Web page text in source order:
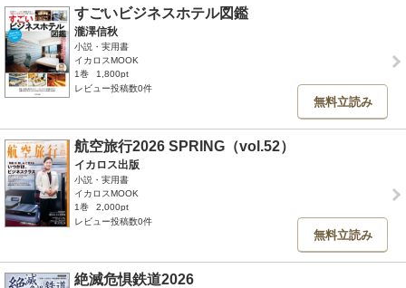
すごいビジネスホテル図鑑
瀧澤信秋
小説・実用書
イカロスMOOK
1巻
1,800pt
レビュー投稿数0件
無料立読み
航空旅行2026 SPRING（vol.52）
イカロス出版
小説・実用書
イカロスMOOK
1巻
2,000pt
レビュー投稿数0件
無料立読み
絶滅危惧鉄道2026